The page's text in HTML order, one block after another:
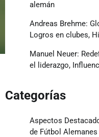
alemán
Andreas Brehme:
Logros en clubes,
Manuel Neuer:
el liderazgo,
Categorías
Aspectos
de Fútbol Alemanes